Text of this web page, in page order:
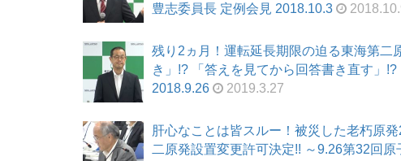
豊志委員長 定例会見 2018.10.3
残り2ヵ月！運転延長期限の迫る東海第二
き」!? 「答えを見てから回答書き直す」
2018.9.26
2019.3.27
肝心なことは皆スルー！被災した老朽原
二原発設置変更許可決定!! ～9.26第32回